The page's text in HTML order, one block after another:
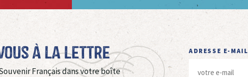
à La Lettre
Français dans votre boîte
ADRESSE E-MAIL